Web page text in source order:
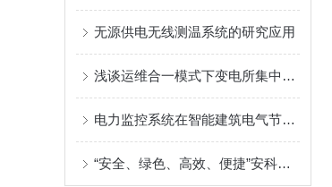
无源供电无线测温系统的研究应用
浅谈运维合一模式下变电所集中检修施工现场的安全管理
电力监控系统在智能建筑电气节能中的应用
“安全、绿色、高效、便捷”安科瑞综合能效管理平台，助力实现双碳目标